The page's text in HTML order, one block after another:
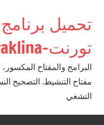
تحميل
تورنت-alkaraklina
مفتاح التنشيط. التصحيح
التشغي